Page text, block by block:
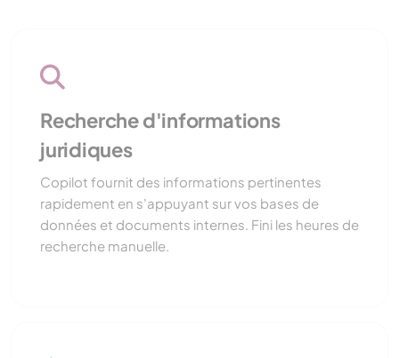
Recherche d'informations
juridiques
Copilot fournit des informations pertinentes
rapidement en s'appuyant sur vos bases de
données et documents internes. Fini les heures de
recherche manuelle.